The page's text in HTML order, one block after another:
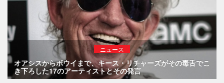
ニュース
オアシスからボウイまで、キース・リチャーズがその毒舌でこ
き下ろした17のアーティストとその発言